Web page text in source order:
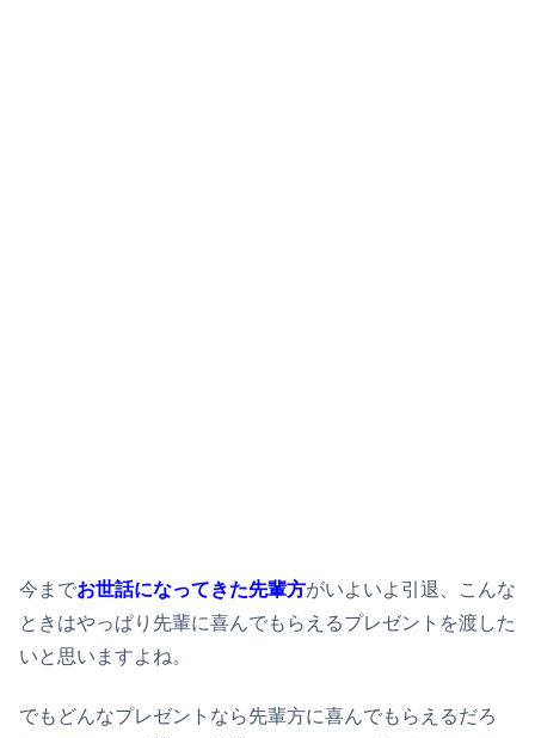
今までお世話になってきた先輩方がいよいよ引退、こんな
ときはやっぱり先輩に喜んでもらえるプレゼントを渡した
いと思いますよね。
でもどんなプレゼントなら先輩方に喜んでもらえるだろ